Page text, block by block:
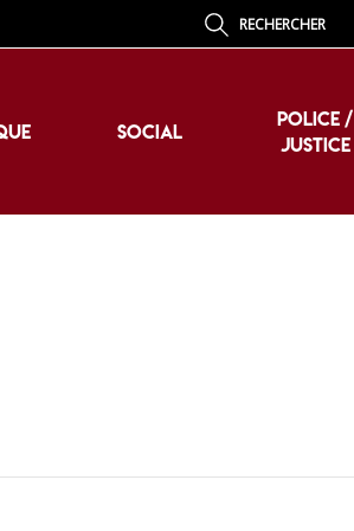
RECHERCHER
SOCIAL
POLICE /
JUSTICE
SOCIAL
POLICE /
JUSTICE